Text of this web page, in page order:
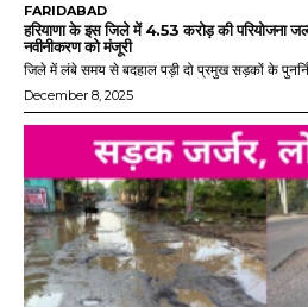
FARIDABAD
हरियाणा के इस जिले में 4.53 करोड़ की परियोजना
नवीनीकरण को मंजूरी
जिले में लंबे समय से बदहाल पड़ी दो प्रमुख सड़कों के
December 8, 2025